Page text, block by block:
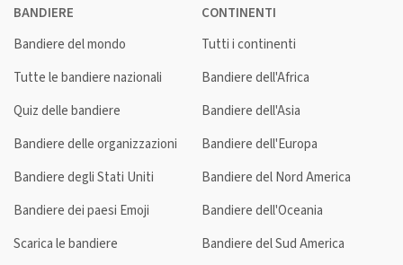
BANDIERE
Bandiere del mondo
Tutte le bandiere nazionali
Quiz delle bandiere
Bandiere delle organizzazioni
Bandiere degli Stati Uniti
Bandiere dei paesi Emoji
Scarica le bandiere
CONTINENTI
Tutti i continenti
Bandiere dell'Africa
Bandiere dell'Asia
Bandiere dell'Europa
Bandiere del Nord America
Bandiere dell'Oceania
Bandiere del Sud America